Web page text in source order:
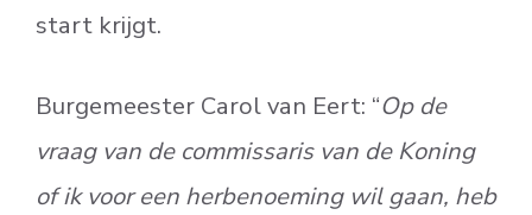
start krijgt.
Burgemeester Carol van Eert: “Op de
vraag van de commissaris van de Koning
of ik voor een herbenoeming wil gaan, heb